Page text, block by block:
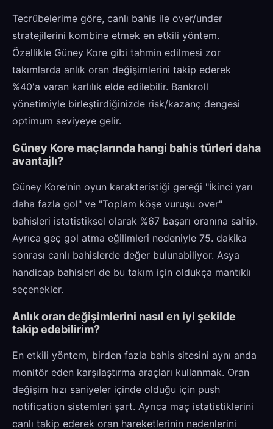
Tecrübelerime göre, canlı bahis ile over/under
stratejilerini kombine etmek en etkili yöntem.
Özellikle Güney Kore gibi tahmin edilmesi zor
takımlarda anlık oran değişimlerini takip ederek
%40'a varan karlılık elde edilebilir. Bankroll
yönetimiyle birleştirdiğinizde risk/kazanç dengesi
optimum seviyeye gelir.
Güney Kore maçlarında hangi bahis türleri daha
avantajlı?
Güney Kore'nin oyun karakteristiği gereği "İkinci yarı
daha fazla gol" ve "Toplam köşe vuruşu over"
bahisleri istatistiksel olarak %67 başarı oranına sahip.
Ayrıca geç gol atma eğilimleri nedeniyle 75. dakika
sonrası canlı bahislerde değer bulunabiliyor. Asya
handicap bahisleri de bu takım için oldukça mantıklı
seçenekler.
Anlık oran değişimlerini nasıl en iyi şekilde
takip edebilirim?
En etkili yöntem, birden fazla bahis sitesini aynı anda
monitör eden karşılaştırma araçları kullanmak. Oran
değişim hızı saniyeler içinde olduğu için push
notification sistemleri şart. Ayrıca maç istatistiklerini
canlı takip ederek oran hareketlerinin nedenlerini